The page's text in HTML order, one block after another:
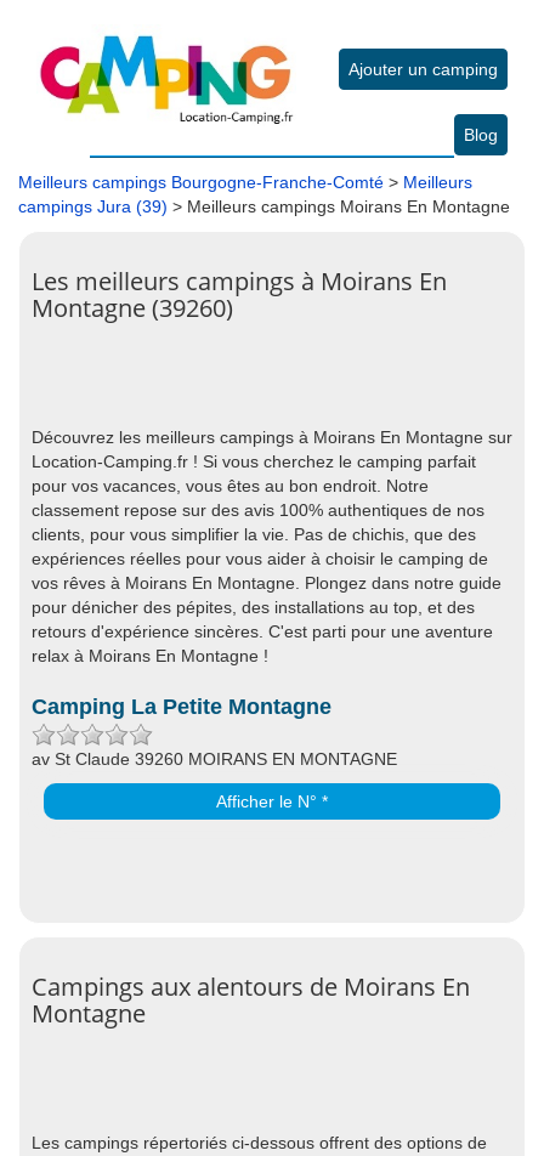
Ajouter un camping
Blog
Meilleurs campings Bourgogne-Franche-Comté > Meilleurs
campings Jura (39) > Meilleurs campings Moirans En Montagne
Les meilleurs campings à Moirans En
Montagne (39260)
Découvrez les meilleurs campings à Moirans En Montagne sur
Location-Camping.fr ! Si vous cherchez le camping parfait
pour vos vacances, vous êtes au bon endroit. Notre
classement repose sur des avis 100% authentiques de nos
clients, pour vous simplifier la vie. Pas de chichis, que des
expériences réelles pour vous aider à choisir le camping de
vos rêves à Moirans En Montagne. Plongez dans notre guide
pour dénicher des pépites, des installations au top, et des
retours d'expérience sincères. C'est parti pour une aventure
relax à Moirans En Montagne !
Camping La Petite Montagne
av St Claude 39260 MOIRANS EN MONTAGNE
Afficher le N° *
Campings aux alentours de Moirans En
Montagne
Les campings répertoriés ci-dessous offrent des options de